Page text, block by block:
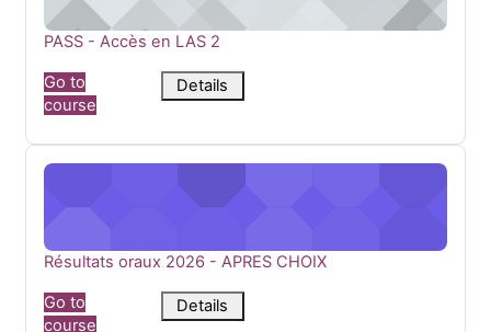
Course name
PASS - Accès en LAS 2
Go to
course
Details
Résultats oraux 2026 - APRES CHOIX
Course name
Résultats oraux 2026 - APRES CHOIX
Go to
course
Details